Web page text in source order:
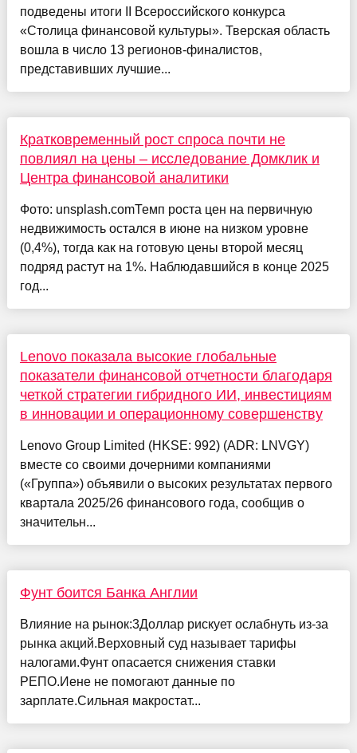
подведены итоги II Всероссийского конкурса
«Столица финансовой культуры». Тверская область
вошла в число 13 регионов-финалистов,
представивших лучшие...
Кратковременный рост спроса почти не
повлиял на цены – исследование Домклик и
Центра финансовой аналитики
Фото: unsplash.comТемп роста цен на первичную
недвижимость остался в июне на низком уровне
(0,4%), тогда как на готовую цены второй месяц
подряд растут на 1%. Наблюдавшийся в конце 2025
год...
Lenovo показала высокие глобальные
показатели финансовой отчетности благодаря
четкой стратегии гибридного ИИ, инвестициям
в инновации и операционному совершенству
Lenovo Group Limited (HKSE: 992) (ADR: LNVGY)
вместе со своими дочерними компаниями
(«Группа») объявили о высоких результатах первого
квартала 2025/26 финансового года, сообщив о
значительн...
Фунт боится Банка Англии
Влияние на рынок:3Доллар рискует ослабнуть из-за
рынка акций.Верховный суд называет тарифы
налогами.Фунт опасается снижения ставки
РЕПО.Иене не помогают данные по
зарплате.Сильная макростат...